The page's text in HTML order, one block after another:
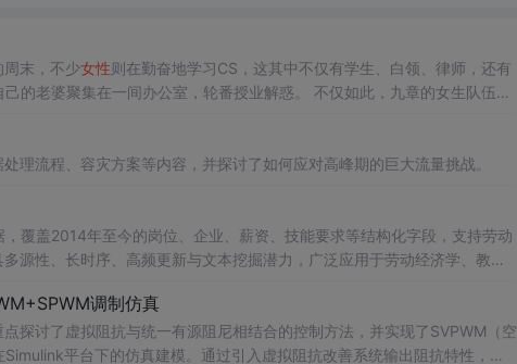
末，不少女性则在勤奋地学习CS，这其中不仅有学生、白领、律师，还有
办公室，轮番授业解惑。 不仅如此，九章的女生队伍也
理流程、容灾方案等内容，并探讨了如何应对高峰期的巨大流量挑战。
覆盖2014年至今的岗位、企业、薪资、技能要求等结构化字段，支持劳动
源性、长时序、高频更新与文本挖掘潜力，广泛应用于劳动经济学、教育
调制仿真
探讨了虚拟阻抗与统一有源阻尼相结合的控制方法，并实现了SVPWM（空
平台下的仿真建模。通过引入虚拟阻抗改善系统输出阻抗特性，结